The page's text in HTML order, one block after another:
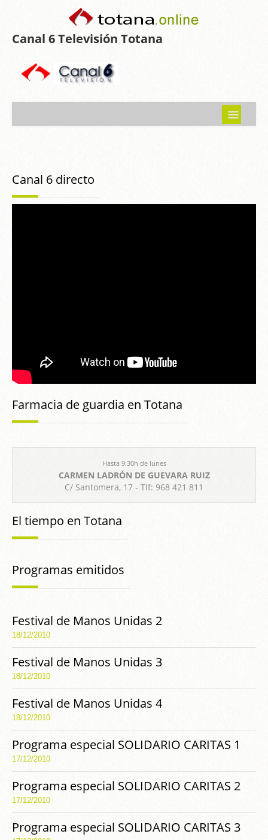
Canal 6 Televisión Totana
Programas emitidos
Programas emitidos
Festival de Manos Unidas 2
18/12/2010
Festival de Manos Unidas 3
18/12/2010
Festival de Manos Unidas 4
18/12/2010
Programa especial SOLIDARIO CARITAS 1
17/12/2010
Programa especial SOLIDARIO CARITAS 2
17/12/2010
Programa especial SOLIDARIO CARITAS 3
Canal 6 directo
Farmacia de guardia en Totana
Hasta 9:30h de lunes
CARMEN LADRÓN DE GUEVARA RUIZ
C/ Santomera, 17 - Tlf: 968 421 811
El tiempo en Totana